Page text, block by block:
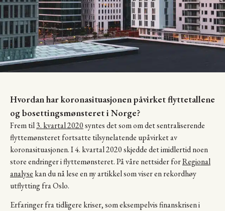
Hvordan har koronasituasjonen påvirket flyttetallene
og bosettingsmønsteret i Norge?
Frem til3. kvartal 2020syntes det som om det sentraliserende
flyttemønsteret fortsatte tilsynelatende upåvirket av
koronasituasjonen. I 4. kvartal 2020 skjedde det imidlertid noen
store endringer i flyttemønsteret. På våre nettsider forRegional
analyse kan du nå lese en ny artikkel som viser en rekordhøy
utflytting fra Oslo.
Erfaringer fra tidligere kriser, som eksempelvis finanskrisen i